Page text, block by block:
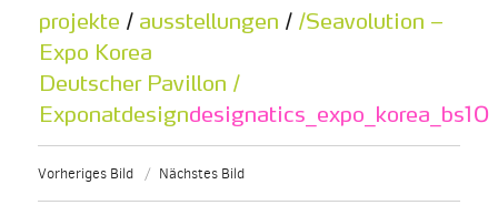
kontakt
referenzen
projekte / ausstellungen / /Seavolution –
Expo Korea
Deutscher Pavillon /
Exponatdesigndesignatics_expo_korea_bs10
Vorheriges Bild Nächstes Bild